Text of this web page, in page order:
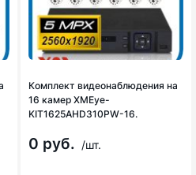
Комплект видеонаблюдения на
16 камер XMEye-
KIT1625AHD310PW-16.
0 руб. /шт.